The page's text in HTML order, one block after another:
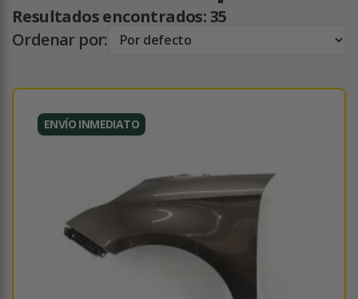
Resultados encontrados:35
Ordenar por:
ENVÍO INMEDIATO